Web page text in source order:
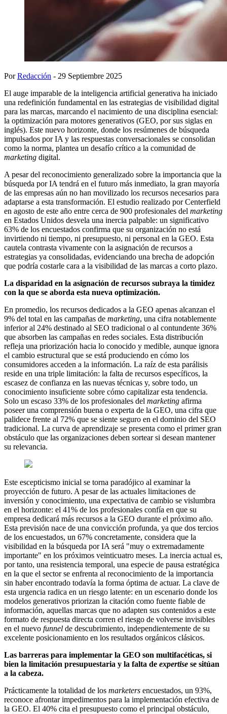
PorRedacción - 29 Septiembre 2025
El auge imparable de la inteligencia artificial generativa ha iniciado
una redefinición fundamental en las estrategias de visibilidad digital
para las marcas, marcando el nacimiento de una disciplina esencial:
la optimización para motores generativos (GEO, por sus siglas en
inglés). Este nuevo horizonte, donde los resúmenes de búsqueda
impulsados por IA y las respuestas conversacionales se consolidan
como la norma, plantea un desafío crítico a la comunidad de
marketing digital.
A pesar del reconocimiento generalizado sobre la importancia que la
búsqueda por IA tendrá en el futuro más inmediato, la gran mayoría
de las empresas aún no han movilizado los recursos necesarios para
adaptarse a esta transformación. El estudio realizado por Centerfield
en agosto de este año entre cerca de 900 profesionales del marketing
en Estados Unidos desvela una inercia palpable: un significativo
63% de los encuestados confirma que su organización no está
invirtiendo ni tiempo, ni presupuesto, ni personal en la GEO. Esta
cautela contrasta vivamente con la asignación de recursos a
estrategias ya consolidadas, evidenciando una brecha de adopción
que podría costarle cara a la visibilidad de las marcas a corto plazo.
La disparidad en la asignación de recursos subraya la timidez
con la que se aborda esta nueva optimización.
En promedio, los recursos dedicados a la GEO apenas alcanzan el
9% del total en las campañas de marketing, una cifra notablemente
inferior al 24% destinado al SEO tradicional o al contundente 36%
que absorben las campañas en redes sociales. Esta distribución
refleja una priorización hacia lo conocido y medible, aunque ignora
el cambio estructural que se está produciendo en cómo los
consumidores acceden a la información. La raíz de esta parálisis
reside en una triple limitación: la falta de recursos específicos, la
escasez de confianza en las nuevas técnicas y, sobre todo, un
conocimiento insuficiente sobre cómo capitalizar esta tendencia.
Solo un escaso 33% de los profesionales del marketing afirma
poseer una comprensión buena o experta de la GEO, una cifra que
palidece frente al 72% que se siente seguro en el dominio del SEO
tradicional. La curva de aprendizaje se presenta como el primer gran
obstáculo que las organizaciones deben sortear si desean mantener
su relevancia.
Este escepticismo inicial se torna paradójico al examinar la
proyección de futuro. A pesar de las actuales limitaciones de
inversión y conocimiento, una expectativa de cambio se vislumbra
en el horizonte: el 41% de los profesionales confía en que su
empresa dedicará más recursos a la GEO durante el próximo año.
Esta previsión nace de una convicción profunda, ya que dos tercios
de los encuestados, un 67% concretamente, considera que la
visibilidad en la búsqueda por IA será "muy o extremadamente
importante" en los próximos veinticuatro meses. La inercia actual es,
por tanto, una resistencia temporal, una especie de pausa estratégica
en la que el sector se enfrenta al reconocimiento de la importancia
sin haber encontrado todavía la forma óptima de actuar. La clave de
esta urgencia radica en un riesgo latente: en un escenario donde los
modelos generativos priorizan la citación como fuente fiable de
información, aquellas marcas que no adapten sus contenidos a este
formato de respuesta directa corren el riesgo de volverse invisibles
en el nuevo funnel de descubrimiento, independientemente de su
excelente posicionamiento en los resultados orgánicos clásicos.
Las barreras para implementar la GEO son multifacéticas, si
bien la limitación presupuestaria y la falta de expertise se sitúan
a la cabeza.
Prácticamente la totalidad de los marketers encuestados, un 93%,
reconoce afrontar impedimentos para la implementación efectiva de
la GEO. El 40% cita el presupuesto como el principal obstáculo,